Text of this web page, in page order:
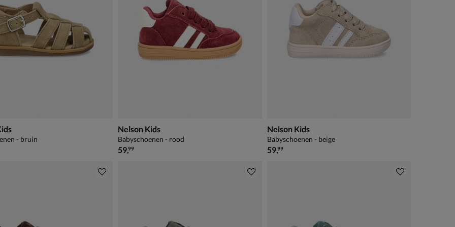
- bruin
Nelson Kids
Babyschoenen - rood
€ 59,99
59,99
Nelson Kids
Babyschoenen - beige
€ 59,99
59,99